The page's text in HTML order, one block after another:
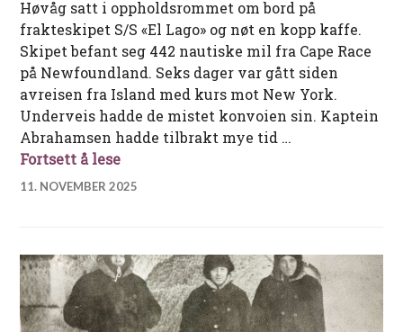
Høvåg satt i oppholdsrommet om bord på
frakteskipet S/S «El Lago» og nøt en kopp kaffe.
Skipet befant seg 442 nautiske mil fra Cape Race
på Newfoundland. Seks dager var gått siden
avreisen fra Island med kurs mot New York.
Underveis hadde de mistet konvoien sin. Kaptein
Abrahamsen hadde tilbrakt mye tid …
Fortsett å leseTragedien med S/S «El Lago»
11. NOVEMBER 2025